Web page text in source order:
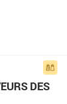
DES